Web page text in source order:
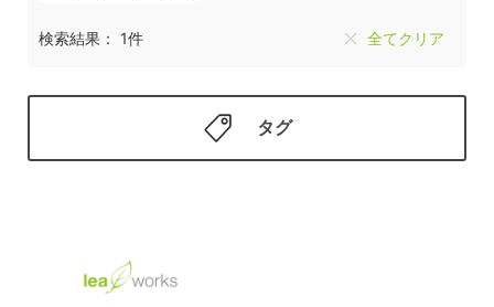
検索結果： 1件 全てクリア
タグ